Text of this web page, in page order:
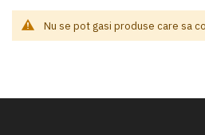
Nu se pot gasi produse care sa